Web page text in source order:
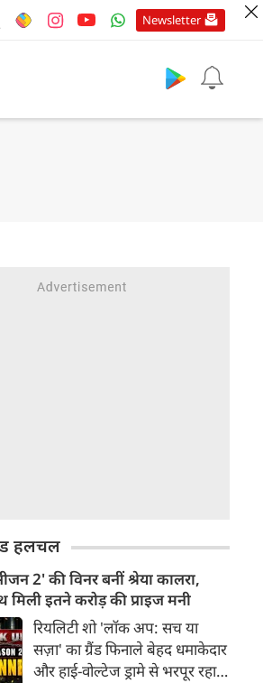
Newsletter
हलचल
2' की विनर बनीं श्रेया कालरा,
मिली इतने करोड़ की प्राइज मनी
रियलिटी शो 'लॉक अप: सच या
सज़ा' का ग्रैंड फिनाले बेहद धमाकेदार
और हाई-वोल्टेज ड्रामे से भरपूर रहा।